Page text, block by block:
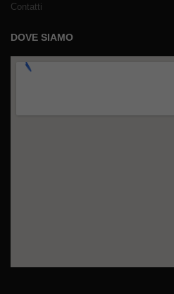
Contatti
DOVE SIAMO